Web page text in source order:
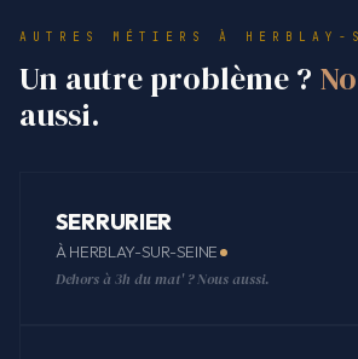
AUTRES MÉTIERS À HERBLAY-
Un autre problème ?
aussi.
SERRURIER
À HERBLAY-SUR-SEINE
Dehors à 3h du mat' ? Nous aussi.